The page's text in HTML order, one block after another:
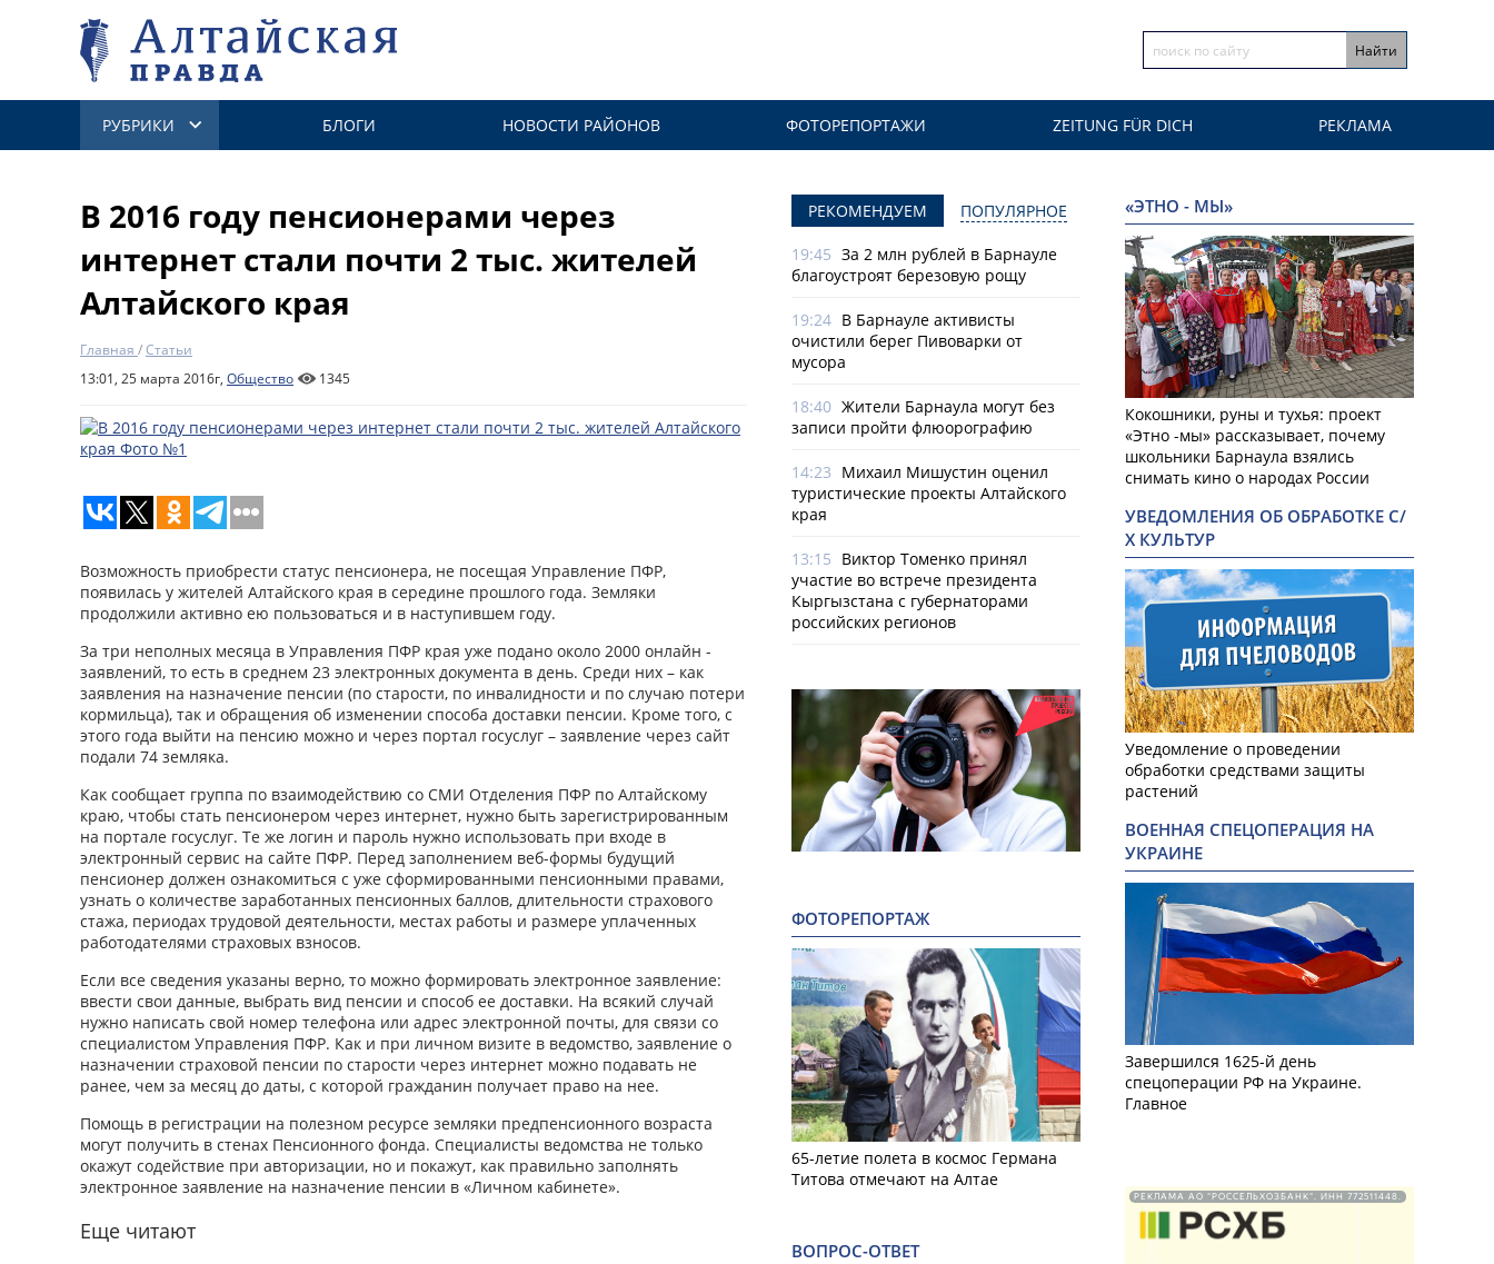
РУБРИКИ БЛОГИ НОВОСТИ РАЙОНОВ ФОТОРЕПОРТАЖИ ZEITUNG FÜR DICH РЕКЛАМА
В 2016 году пенсионерами через
интернет стали почти 2 тыс. жителей
Алтайского края
Главная /Статьи
13:01, 25 марта 2016г, Общество 1345
Возможность приобрести статус пенсионера, не посещая Управление ПФР,
появилась у жителей Алтайского края в середине прошлого года. Земляки
продолжили активно ею пользоваться и в наступившем году.
За три неполных месяца в Управления ПФР края уже подано около 2000 онлайн -
заявлений, то есть в среднем 23 электронных документа в день. Среди них – как
заявления на назначение пенсии (по старости, по инвалидности и по случаю потери
кормильца), так и обращения об изменении способа доставки пенсии. Кроме того, с
этого года выйти на пенсию можно и через портал госуслуг – заявление через сайт
подали 74 земляка.
Как сообщает группа по взаимодействию со СМИ Отделения ПФР по Алтайскому
краю, чтобы стать пенсионером через интернет, нужно быть зарегистрированным
на портале госуслуг. Те же логин и пароль нужно использовать при входе в
электронный сервис на сайте ПФР. Перед заполнением веб-формы будущий
пенсионер должен ознакомиться с уже сформированными пенсионными правами,
узнать о количестве заработанных пенсионных баллов, длительности страхового
стажа, периодах трудовой деятельности, местах работы и размере уплаченных
работодателями страховых взносов.
Если все сведения указаны верно, то можно формировать электронное заявление:
ввести свои данные, выбрать вид пенсии и способ ее доставки. На всякий случай
нужно написать свой номер телефона или адрес электронной почты, для связи со
специалистом Управления ПФР. Как и при личном визите в ведомство, заявление о
назначении страховой пенсии по старости через интернет можно подавать не
ранее, чем за месяц до даты, с которой гражданин получает право на нее.
Помощь в регистрации на полезном ресурсе земляки предпенсионного возраста
могут получить в стенах Пенсионного фонда. Специалисты ведомства не только
окажут содействие при авторизации, но и покажут, как правильно заполнять
электронное заявление на назначение пенсии в «Личном кабинете».
Еще читают
РЕКОМЕНДУЕМ ПОПУЛЯРНОЕ
19:45 За 2 млн рублей в Барнауле
благоустроят березовую рощу
19:24 В Барнауле активисты
очистили берег Пивоварки от
мусора
18:40 Жители Барнаула могут без
записи пройти флюорографию
14:23 Михаил Мишустин оценил
туристические проекты Алтайского
края
13:15 Виктор Томенко принял
участие во встрече президента
Кыргызстана с губернаторами
российских регионов
ФОТОРЕПОРТАЖ
65-летие полета в космос Германа
Титова отмечают на Алтае
ВОПРОС-ОТВЕТ
«ЭТНО - МЫ»
Кокошники, руны и тухья: проект
«Этно -мы» рассказывает, почему
школьники Барнаула взялись
снимать кино о народах России
УВЕДОМЛЕНИЯ ОБ ОБРАБОТКЕ С/
Х КУЛЬТУР
Уведомление о проведении
обработки средствами защиты
растений
ВОЕННАЯ СПЕЦОПЕРАЦИЯ НА
УКРАИНЕ
Завершился 1625-й день
спецоперации РФ на Украине.
Главное
РЕКЛАМА АО "РОССЕЛЬХОЗБАНК". ИНН 772511448.